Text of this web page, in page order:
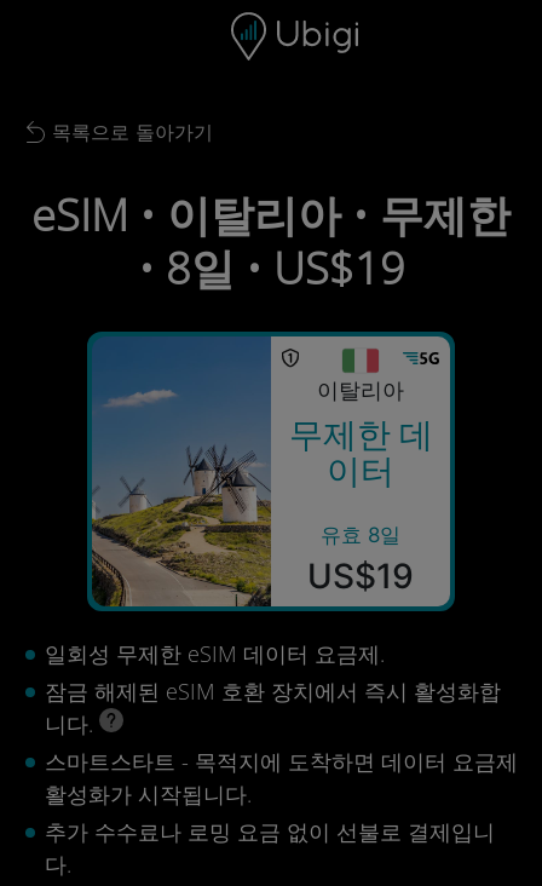
내비게이션 바 하단
Back to list
목록으로 돌아가기
eSIM • 이탈리아 • 무제한
• 8일 • US$19
이탈리아
무제한 데
이터
유효 8일
US$19
일회성 무제한 eSIM 데이터 요금제.
잠금 해제된 eSIM 호환 장치에서 즉시 활성화합
니다.
스마트스타트 - 목적지에 도착하면 데이터 요금제
활성화가 시작됩니다.
추가 수수료나 로밍 요금 없이 선불로 결제입니
다.